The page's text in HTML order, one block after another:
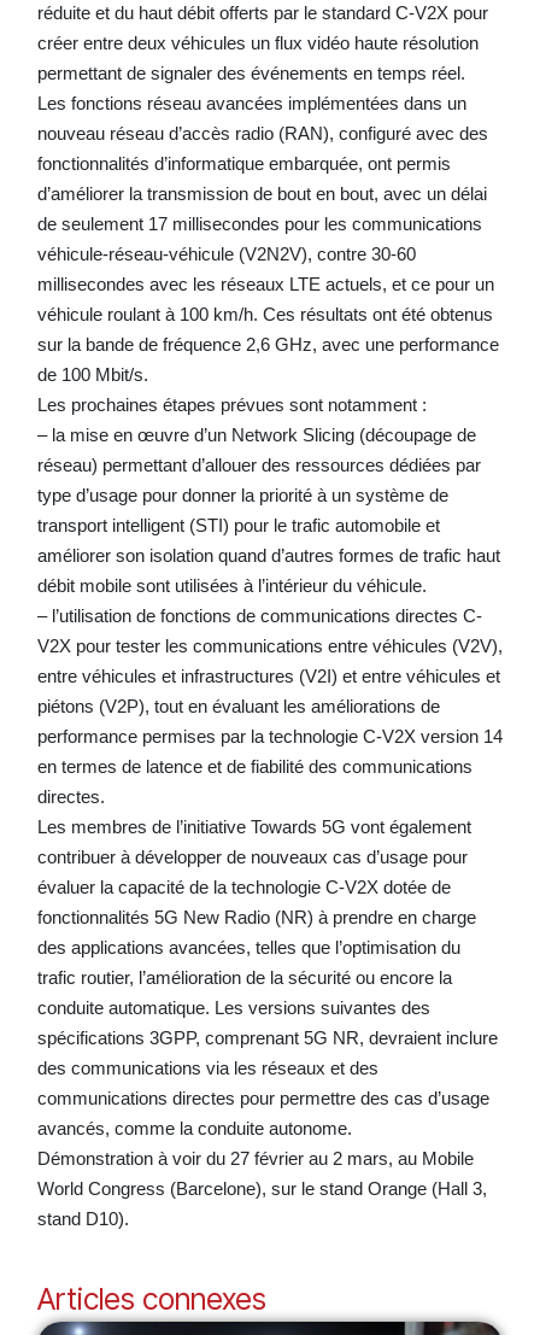
réduite et du haut débit offerts par le standard C-V2X pour
créer entre deux véhicules un flux vidéo haute résolution
permettant de signaler des événements en temps réel.
Les fonctions réseau avancées implémentées dans un
nouveau réseau d’accès radio (RAN), configuré avec des
fonctionnalités d’informatique embarquée, ont permis
d’améliorer la transmission de bout en bout, avec un délai
de seulement 17 millisecondes pour les communications
véhicule-réseau-véhicule (V2N2V), contre 30-60
millisecondes avec les réseaux LTE actuels, et ce pour un
véhicule roulant à 100 km/h. Ces résultats ont été obtenus
sur la bande de fréquence 2,6 GHz, avec une performance
de 100 Mbit/s.
Les prochaines étapes prévues sont notamment :
– la mise en œuvre d’un Network Slicing (découpage de
réseau) permettant d’allouer des ressources dédiées par
type d’usage pour donner la priorité à un système de
transport intelligent (STI) pour le trafic automobile et
améliorer son isolation quand d’autres formes de trafic haut
débit mobile sont utilisées à l’intérieur du véhicule.
– l’utilisation de fonctions de communications directes C-
V2X pour tester les communications entre véhicules (V2V),
entre véhicules et infrastructures (V2I) et entre véhicules et
piétons (V2P), tout en évaluant les améliorations de
performance permises par la technologie C-V2X version 14
en termes de latence et de fiabilité des communications
directes.
Les membres de l’initiative Towards 5G vont également
contribuer à développer de nouveaux cas d’usage pour
évaluer la capacité de la technologie C-V2X dotée de
fonctionnalités 5G New Radio (NR) à prendre en charge
des applications avancées, telles que l’optimisation du
trafic routier, l’amélioration de la sécurité ou encore la
conduite automatique. Les versions suivantes des
spécifications 3GPP, comprenant 5G NR, devraient inclure
des communications via les réseaux et des
communications directes pour permettre des cas d’usage
avancés, comme la conduite autonome.
Démonstration à voir du 27 février au 2 mars, au Mobile
World Congress (Barcelone), sur le stand Orange (Hall 3,
stand D10).
Articles connexes